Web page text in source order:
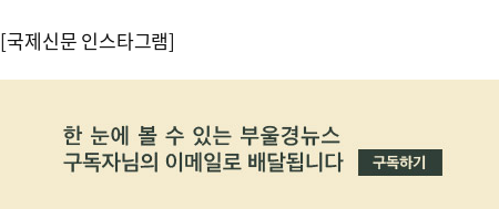
[국제신문 인스타그램]